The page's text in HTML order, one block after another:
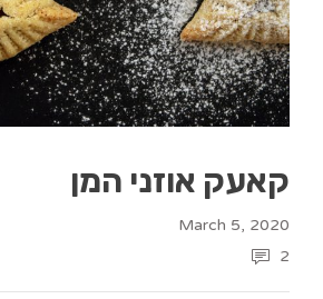
קאעק אוזני המן
March 5, 2020
2